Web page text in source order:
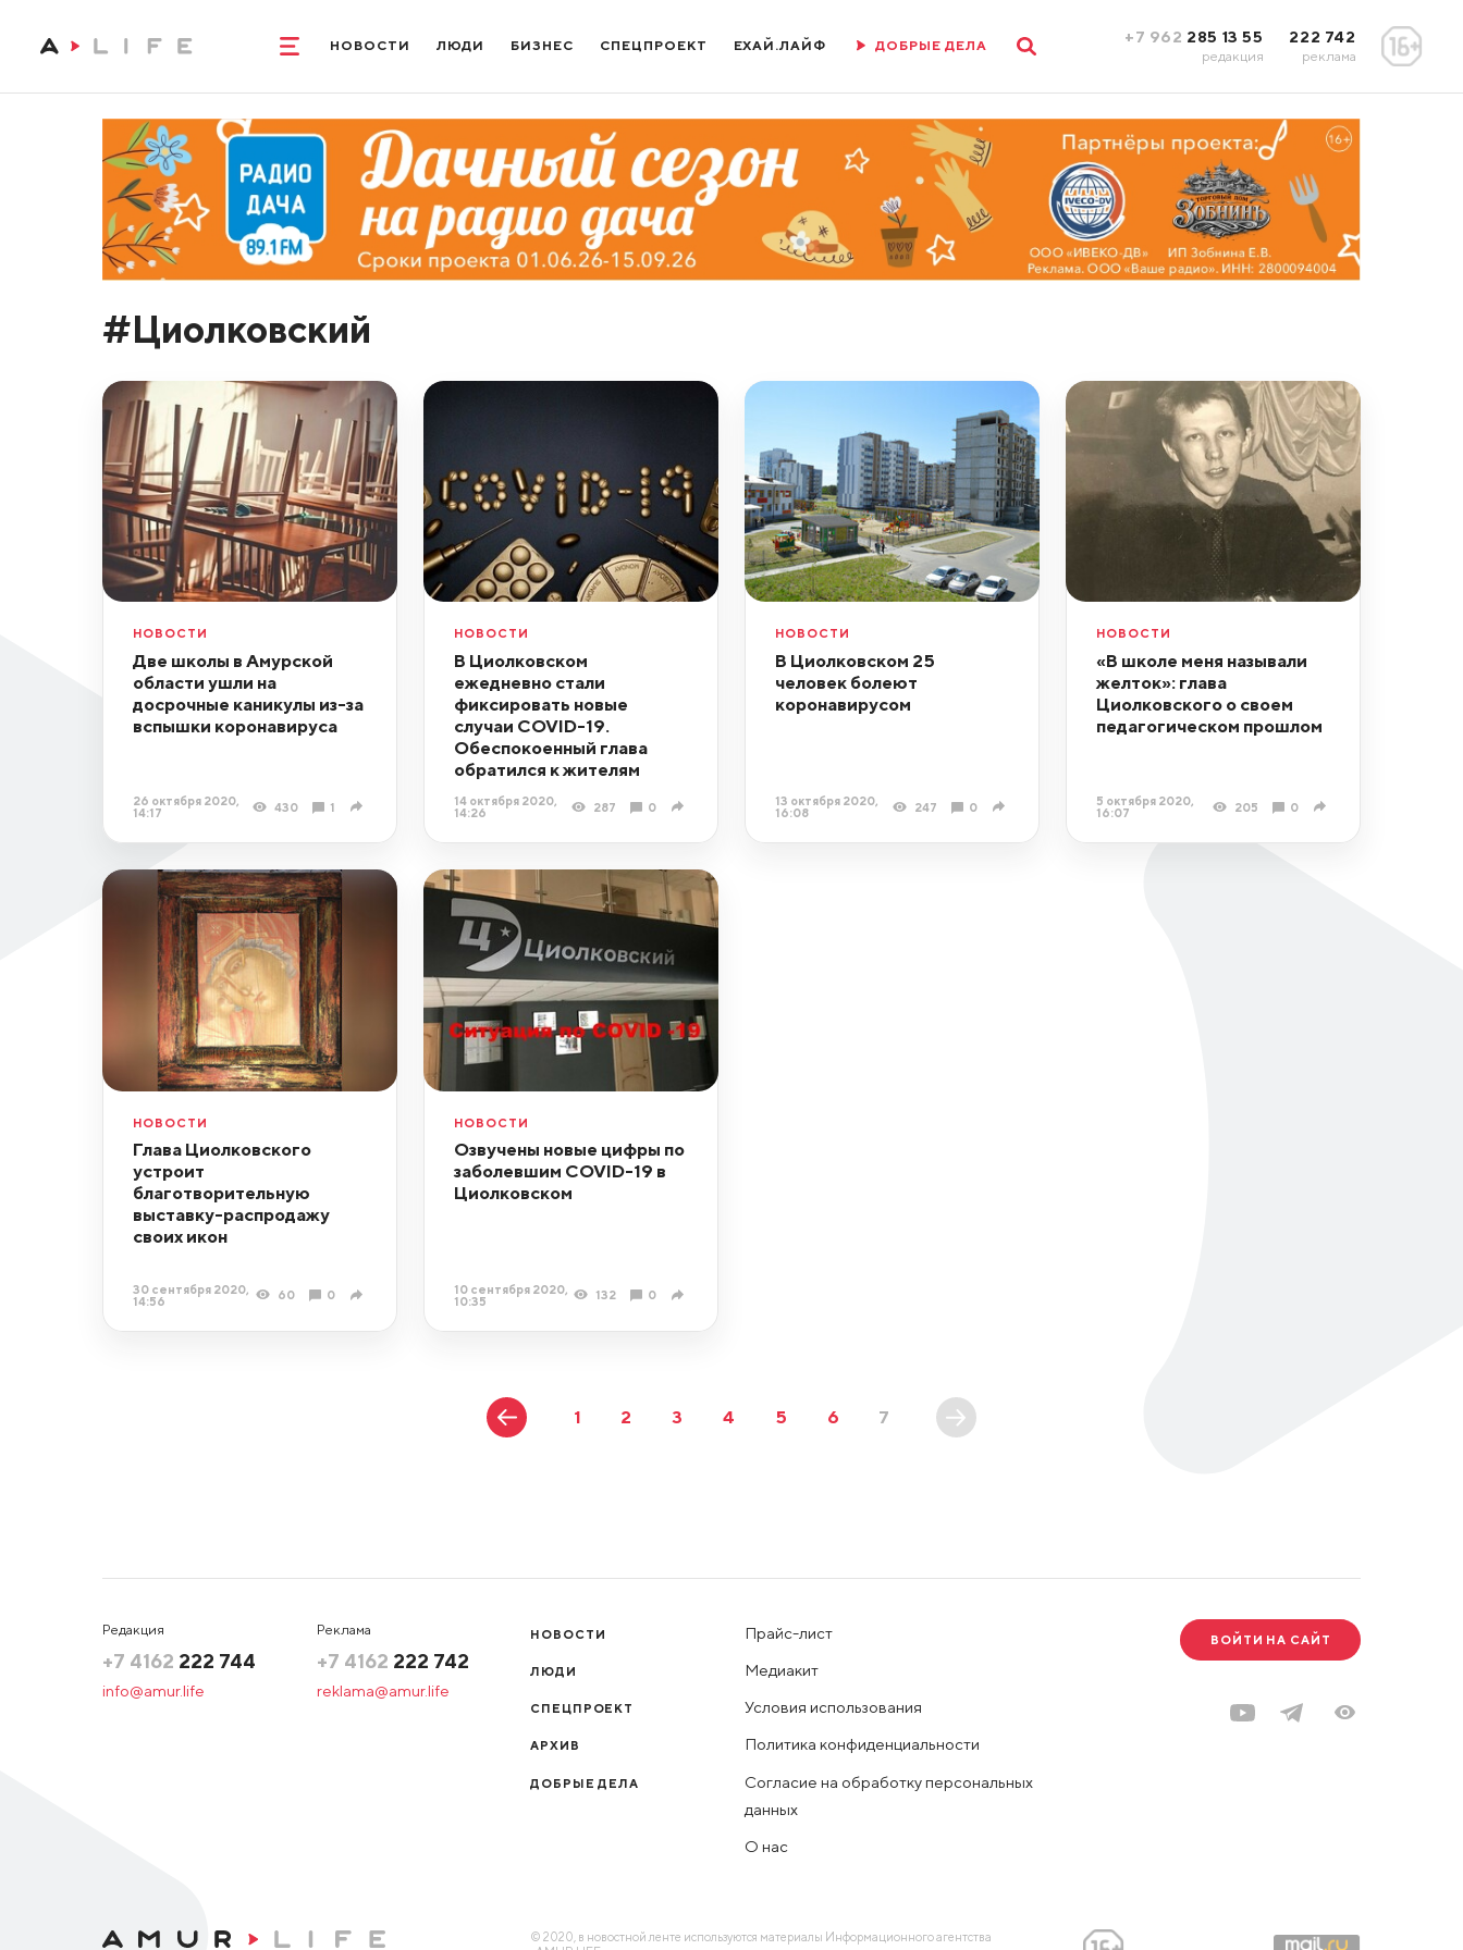
НОВОСТИ ЛЮДИ БИЗНЕС СПЕЦПРОЕКТ ЕХАЙ.ЛАЙФ ДОБРЫЕ ДЕЛА +7 962 285 13 55
редакция
222 742
реклама
#Циолковский
НОВОСТИ
Две школы в Амурской
области ушли на
досрочные каникулы из-за
вспышки коронавируса
26 октября 2020,
14:17
430 1
НОВОСТИ
В Циолковском
ежедневно стали
фиксировать новые
случаи COVID-19.
Обеспокоенный глава
обратился к жителям
14 октября 2020,
14:26
287 0
НОВОСТИ
В Циолковском 25
человек болеют
коронавирусом
13 октября 2020,
16:08
247 0
НОВОСТИ
«В школе меня называли
желток»: глава
Циолковского о своем
педагогическом прошлом
5 октября 2020,
16:07
205 0
НОВОСТИ
Глава Циолковского
устроит
благотворительную
выставку-распродажу
своих икон
30 сентября 2020,
14:56
60 0
НОВОСТИ
Озвучены новые цифры по
заболевшим COVID-19 в
Циолковском
10 сентября 2020,
10:35
132 0
1 2 3 4 5 6 7
Редакция
+7 4162 222 744
info@amur.life
Реклама
+7 4162 222 742
reklama@amur.life
НОВОСТИ
ЛЮДИ
СПЕЦПРОЕКТ
АРХИВ
ДОБРЫЕ ДЕЛА
Прайс-лист
Медиакит
Условия использования
Политика конфиденциальности
Согласие на обработку персональных
данных
О нас
ВОЙТИ НА САЙТ
© 2020, в новостной ленте используются материалы Информационного агентства